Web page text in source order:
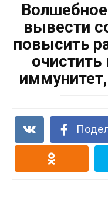
вывести
повысить